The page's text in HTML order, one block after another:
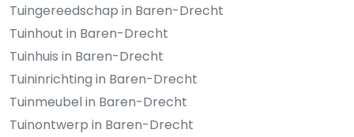
Tuingereedschap in Baren-Drecht
Tuinhout in Baren-Drecht
Tuinhuis in Baren-Drecht
Tuininrichting in Baren-Drecht
Tuinmeubel in Baren-Drecht
Tuinontwerp in Baren-Drecht